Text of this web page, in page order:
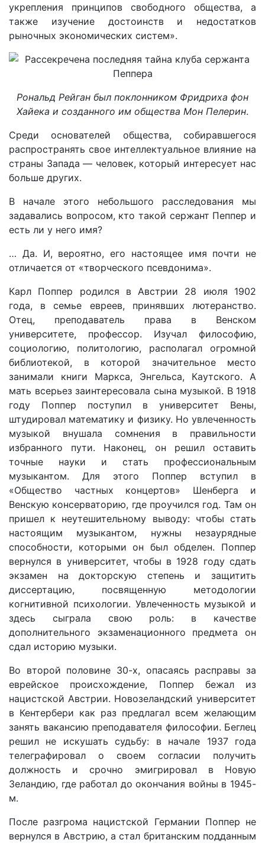
укрепления принципов свободного общества, а
также изучение достоинств и недостатков
рыночных экономических систем».
Рональд Рейган был поклонником Фридриха фон
Хайека и созданного им общества Мон Пелерин.
Среди основателей общества, собиравшегося
распространять свое интеллектуальное влияние на
страны Запада — человек, который интересует нас
больше других.
В начале этого небольшого расследования мы
задавались вопросом, кто такой сержант Пеппер и
есть ли у него имя?
… Да. И, вероятно, его настоящее имя почти не
отличается от «творческого псевдонима».
Карл Поппер родился в Австрии 28 июля 1902
года, в семье евреев, принявших лютеранство.
Отец, преподаватель права в Венском
университете, профессор. Изучал философию,
социологию, политологию, располагал огромной
библиотекой, в которой значительное место
занимали книги Маркса, Энгельса, Каутского. А
мать всерьез заинтересовала сына музыкой. В 1918
году Поппер поступил в университет Вены,
штудировал математику и физику. Но увлеченность
музыкой внушала сомнения в правильности
избранного пути. Наконец, он решил оставить
точные науки и стать профессиональным
музыкантом. Для этого Поппер вступил в
«Общество частных концертов» Шенберга и
Венскую консерваторию, где проучился год. Там он
пришел к неутешительному выводу: чтобы стать
настоящим музыкантом, нужны незаурядные
способности, которыми он был обделен. Поппер
вернулся в университет, чтобы в 1928 году сдать
экзамен на докторскую степень и защитить
диссертацию, посвященную методологии
когнитивной психологии. Увлеченность музыкой и
здесь сыграла свою роль: в качестве
дополнительного экзаменационного предмета он
сдал историю музыки.
Во второй половине 30-х, опасаясь расправы за
еврейское происхождение, Поппер бежал из
нацистской Австрии. Новозеландский университет
в Кентербери как раз предлагал всем желающим
занять вакансию преподавателя философии. Беглец
решил не искушать судьбу: в начале 1937 года
телеграфировал о своем согласии получить
должность и срочно эмигрировал в Новую
Зеландию, где работал до окончания войны в 1945-
м.
После разгрома нацистской Германии Поппер не
вернулся в Австрию, а стал британским подданным